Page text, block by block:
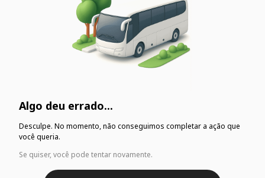
Algo deu errado...
Desculpe. No momento, não conseguimos completar a ação que
você queria.
Se quiser, você pode tentar novamente.